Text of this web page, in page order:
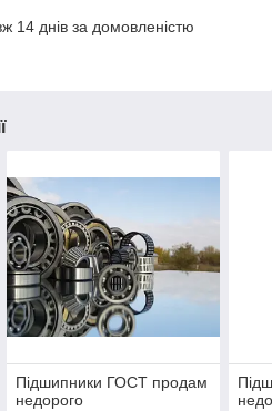
14 днів за домовленістю
Підшипники ГОСТ продам
недорого